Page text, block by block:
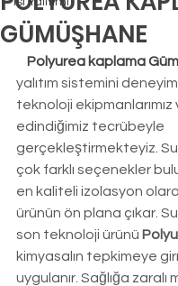
GÜMÜŞHANE
Polyurea kaplama
yalıtım sistemini
teknoloji ekipmanlarımız
edindiğimiz tecrübeyle
gerçekleştirmekteyiz. Su
çok farklı seçenekler
en kaliteli izolasyon
ürünün ön plana çıkar. Su
son teknoloji ürünü
kimyasalın tepkimeye
uygulanır. Sağlığa zaralı